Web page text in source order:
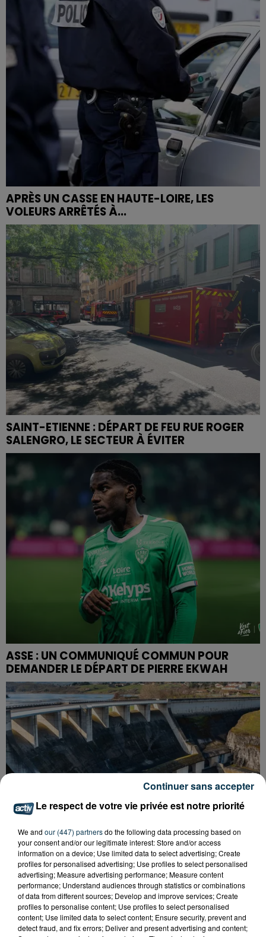
APRÈS UN CASSE EN HAUTE-LOIRE, LES
VOLEURS ARRÊTÉS À...
SAINT-ETIENNE : DÉPART DE FEU RUE ROGER
SALENGRO, LE SECTEUR À ÉVITER
ASSE : UN COMMUNIQUÉ COMMUN POUR
DEMANDER LE DÉPART DE PIERRE EKWAH
CYANOBACTÉRIES : LE PRÉFÊT PREND UN
ARRÊTÉ POUR LES ACTIVITÉS DE...
Le respect de votre vie privée est notre priorité
We and our (447) partnersdo the following data processing based on
your consent and/or our legitimate interest: Store and/or access
information on a device; Use limited data to select advertising; Create
profiles for personalised advertising; Use profiles to select personalised
advertising; Measure advertising performance; Measure content
performance; Understand audiences through statistics or combinations
of data from different sources; Develop and improve services; Create
profiles to personalise content; Use profiles to select personalised
content; Use limited data to select content; Ensure security, prevent and
detect fraud, and fix errors; Deliver and present advertising and content;
Continuer sans accepter